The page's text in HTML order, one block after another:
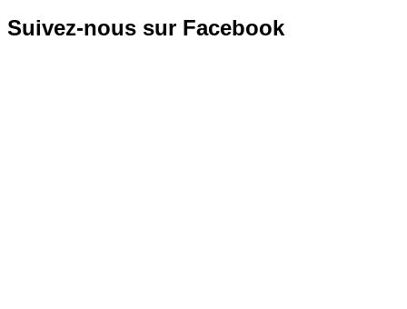
Suivez-nous sur Facebook